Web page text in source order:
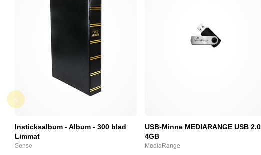
Insticksalbum - Album - 300 blad
Limmat
Sense
USB-Minne MEDIARANGE USB 2.0
4GB
MediaRange